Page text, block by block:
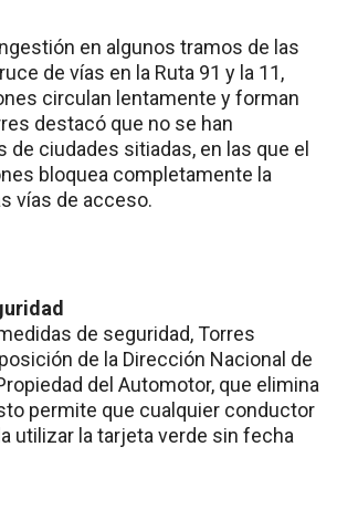
en algunos tramos de las
de vías en la Ruta 91 y la 11,
circulan lentamente y forman
destacó que no se han
de ciudades sitiadas, en las que el
bloquea completamente la
vías de acceso.
de seguridad, Torres
de la Dirección Nacional de
del Automotor, que elimina
permite que cualquier conductor
utilizar la tarjeta verde sin fecha